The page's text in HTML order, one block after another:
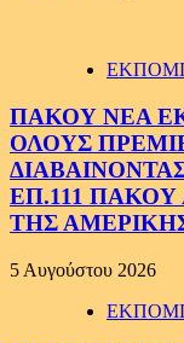
ΠΑΚΟΥ ΝΕΑ
ΟΛΟΥΣ
ΕΠ.111
ΤΗΣ
5 Αυγούστου 2026